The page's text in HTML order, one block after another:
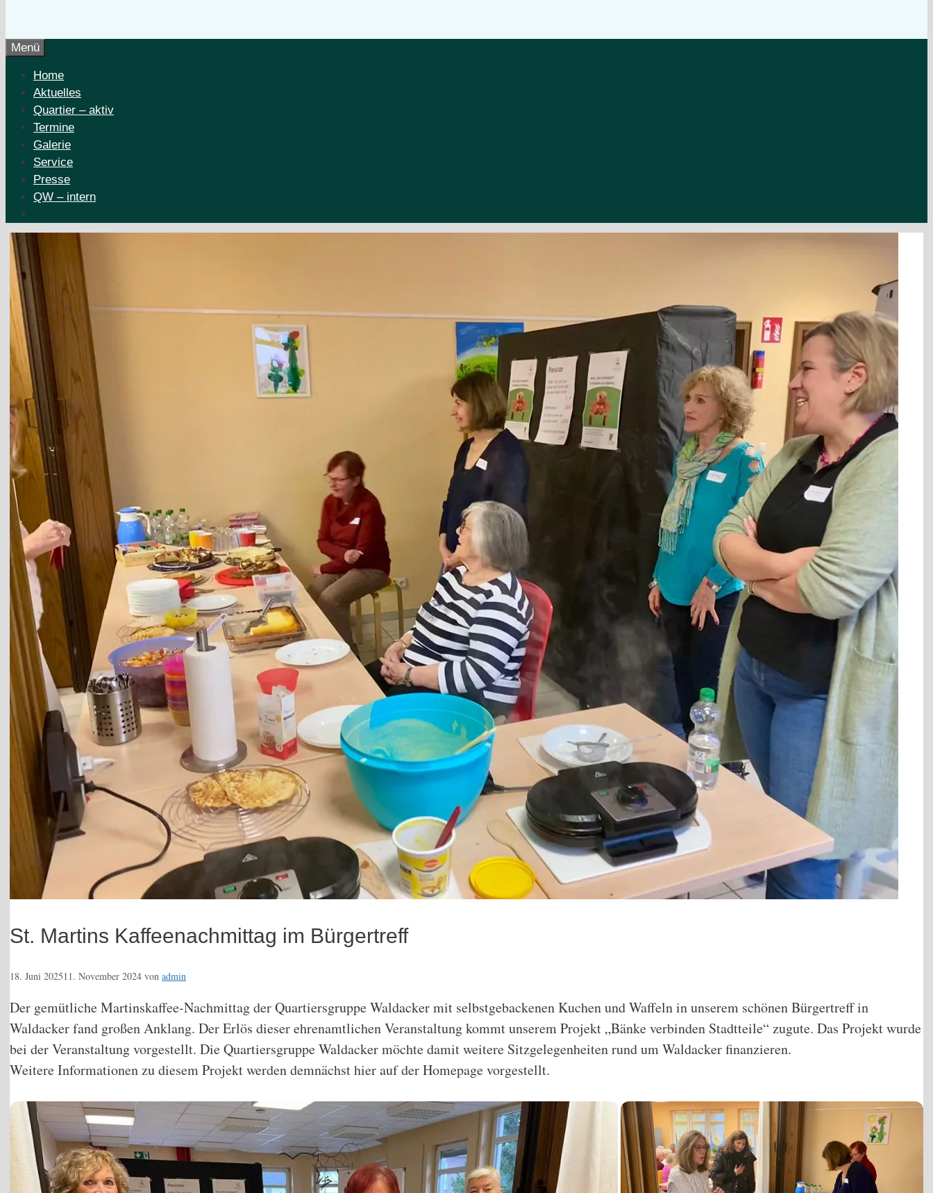
Menü
Home
Aktuelles
Quartier – aktiv
Termine
Galerie
Service
Presse
QW – intern
St. Martins Kaffeenachmittag im Bürgertreff
18. Juni 202511. November 2024 von admin
Der gemütliche Martinskaffee-Nachmittag der Quartiersgruppe Waldacker mit selbstgebackenen Kuchen und Waffeln in unserem schönen Bürgertreff in
Waldacker fand großen Anklang. Der Erlös dieser ehrenamtlichen Veranstaltung kommt unserem Projekt „Bänke verbinden Stadtteile“ zugute. Das Projekt wurde
bei der Veranstaltung vorgestellt. Die Quartiersgruppe Waldacker möchte damit weitere Sitzgelegenheiten rund um Waldacker finanzieren.
Weitere Informationen zu diesem Projekt werden demnächst hier auf der Homepage vorgestellt.